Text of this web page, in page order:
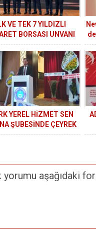
VE TEK 7 YILDIZLI
BORSASI UNVANI
ATB’NİN
YEREL HİZMET SEN
ŞUBESİNDE ÇEYREK
BAŞKAN DEĞİŞMEDİ
aşağıdaki